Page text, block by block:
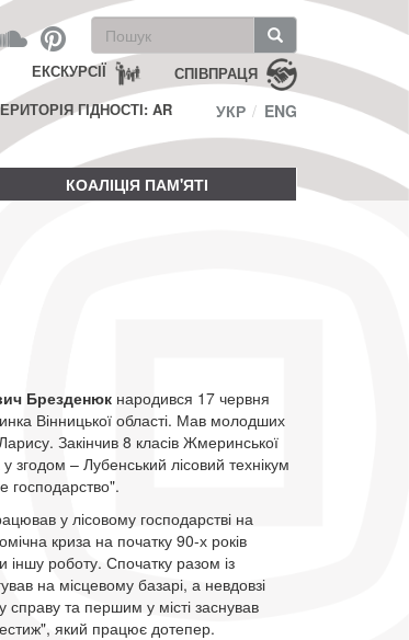
Пошукова
форма
Пошук СПІВПРАЦЯ
ЕКСКУРСІЇ
ГІДНОСТІ: AR
УКР ENG
КОАЛІЦІЯ ПАМ'ЯТІ
Брезденюк народився 17 червня
Вінницької області. Мав молодших
Закінчив 8 класів Жмеринської
– Лубенський лісовий технікум
господарство".
у лісовому господарстві на
криза на початку 90-х років
іншу роботу. Спочатку разом із
на місцевому базарі, а невдовзі
справу та першим у місті заснував
який працює дотепер.